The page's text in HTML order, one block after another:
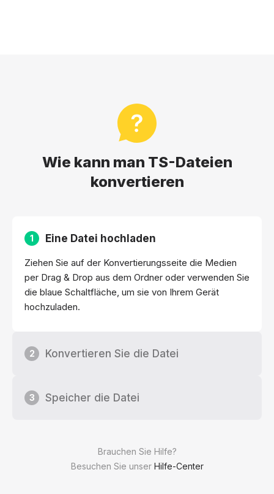
Wie kann man TS-Dateien
konvertieren
Brauchen Sie Hilfe?
Besuchen Sie unser Hilfe-Center
1 Eine Datei hochladen
Ziehen Sie auf der Konvertierungsseite die Medien
per Drag & Drop aus dem Ordner oder verwenden Sie
die blaue Schaltfläche, um sie von Ihrem Gerät
hochzuladen.
2 Konvertieren Sie die Datei
3 Speicher die Datei